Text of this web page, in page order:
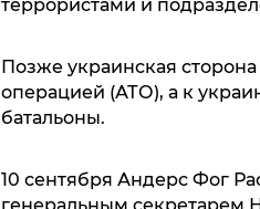
террористами и
Позже украинская
операцией (АТО), а к
батальоны.
10 сентября Андерс Фог